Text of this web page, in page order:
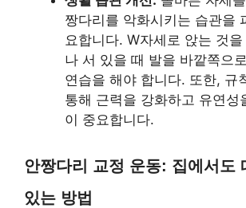
짱다리를 악화시키는 습관을
요합니다. W자세로 앉는 것
나 서 있을 때 발을 바깥쪽으
연습을 해야 합니다. 또한, 규
통해 근력을 강화하고 유연성
이 중요합니다.
안짱다리 교정 운동: 집에서도
있는 방법